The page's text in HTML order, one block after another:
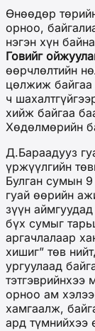
Өнөөдөр
орноо,
нэгэн хүн
Говийг
өөрчлөлтийн
цөлжиж байгаа
ч
хийж байгаа
Хөдөлмөрийн
Д.Бараадууз
үржүүлгийн
Булган сумын
гуай өөрийн
зүүн
бүх сумыг
аргачлалаар
хишиг” төв
ургуулаад
орноо ам
хамгаалж,
ард түмнийхээ